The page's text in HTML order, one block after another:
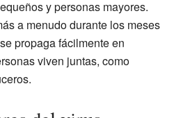
y personas mayores.
a menudo durante los meses
propaga fácilmente en
viven juntas, como